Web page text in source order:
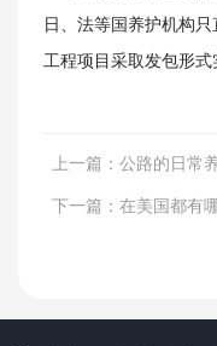
日、法等国养护机构
工程项目采取发包形式
上一篇：公路的日常
下一篇：在美国都有